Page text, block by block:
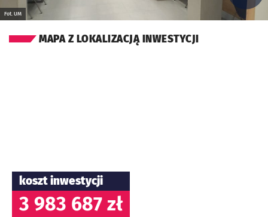
Fot. UM
MAPA Z LOKALIZACJĄ INWESTYCJI
koszt inwestycji
3 983 687 zł